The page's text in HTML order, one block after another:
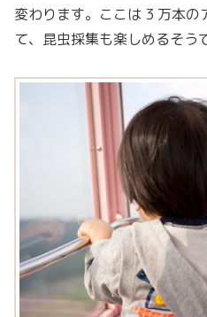
変わります。ここは 3 万本の
て、昆虫採集も楽しめるそう